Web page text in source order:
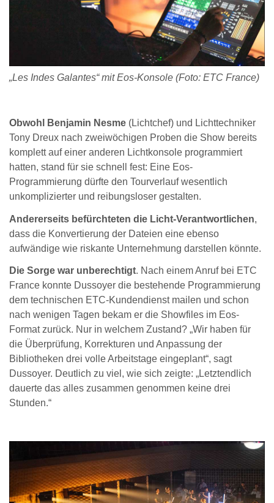
„Les Indes Galantes“ mit Eos-Konsole (Foto: ETC France)
Obwohl Benjamin Nesme (Lichtchef) und Lichttechniker
Tony Dreux nach zweiwöchigen Proben die Show bereits
komplett auf einer anderen Lichtkonsole programmiert
hatten, stand für sie schnell fest: Eine Eos-
Programmierung dürfte den Tourverlauf wesentlich
unkomplizierter und reibungsloser gestalten.
Andererseits befürchteten die Licht-Verantwortlichen,
dass die Konvertierung der Dateien eine ebenso
aufwändige wie riskante Unternehmung darstellen könnte.
Die Sorge war unberechtigt. Nach einem Anruf bei ETC
France konnte Dussoyer die bestehende Programmierung
dem technischen ETC-Kundendienst mailen und schon
nach wenigen Tagen bekam er die Showfiles im Eos-
Format zurück. Nur in welchem Zustand? „Wir haben für
die Überprüfung, Korrekturen und Anpassung der
Bibliotheken drei volle Arbeitstage eingeplant“, sagt
Dussoyer. Deutlich zu viel, wie sich zeigte: „Letztendlich
dauerte das alles zusammen genommen keine drei
Stunden.“